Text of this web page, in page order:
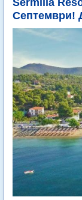
Sermilia
Септември!